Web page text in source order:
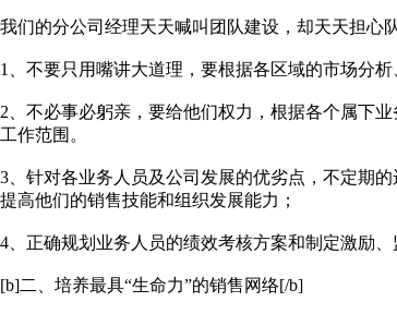
我们的分公司经理天天喊叫团队建设，却天天担心
1、不要只用嘴讲大道理，要根据各区域的市场分
2、不必事必躬亲，要给他们权力，根据各个属下
工作范围。
3、针对各业务人员及公司发展的优劣点，不定期
提高他们的销售技能和组织发展能力；
4、正确规划业务人员的绩效考核方案和制定激励、
[b]二、培养最具“生命力”的销售网络[/b]